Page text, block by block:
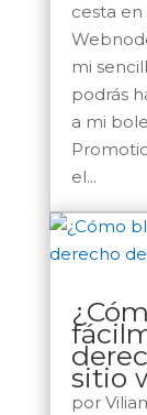
cesta
mi
podrás
a mi
el...
sitio
por